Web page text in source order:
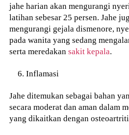
jahe harian akan mengurangi
latihan sebesar 25 persen. Jahe
mengurangi gejala dismenore,
pada wanita yang sedang
serta meredakansakit kepala.
Inflamasi
Jahe ditemukan sebagai bahan
secara moderat dan aman dalam
yang dikaitkan dengan